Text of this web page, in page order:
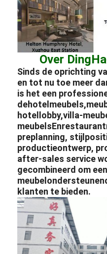
Over
Sinds de oprichting
en tot nu toe meer
is het een
dehotelmeubels,
hotellobby,villa-
meubelsEn
preplanning,
productieontwerp,
after-sales service
gecombineerd om
klanten te bieden.